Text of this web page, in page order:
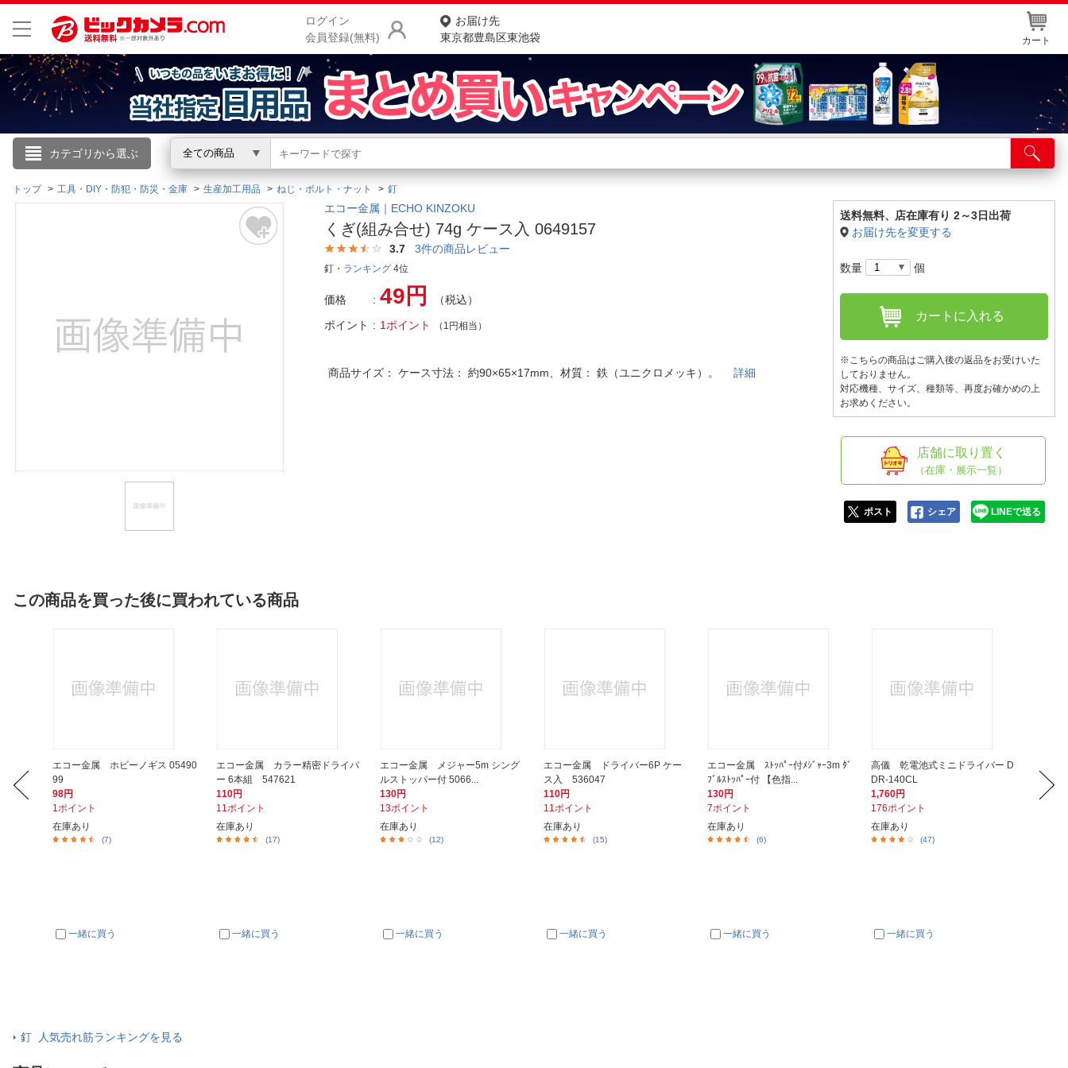
ログイン
会員登録(無料)
お届け先
東京都豊島区東池袋
カート
カテゴリから選ぶ 全ての商品
こんにちは
ログイン
閲覧履歴
商品をさがす
ランキングからさがす
カテゴリ一覧からさがす
お客様サポート
ご利用ガイド
よくある質問・お問合せ
店舗サービス
ネット取り置き
トップ 工具・DIY・防犯・防災・金庫 生産加工用品 ねじ・ボルト・ナット 釘
エコー金属｜ECHO KINZOKU
くぎ(組み合せ) 74g ケース入 0649157
3.7 3件の商品レビュー
釘・ ランキング 4位
価格 49円
（税込）
ポイント
1ポイント （1円相当）
商品サイズ： ケース寸法： 約90×65×17mm、材質： 鉄（ユニクロメッキ）。詳細
送料無料、 店在庫有り 2～3日出荷
お届け先を変更する
数量 個
カートに入れる
※こちらの商品はご購入後の返品をお受けいた
しておりません。
対応機種、サイズ、種類等、再度お確かめの上
お求めください。
店舗に取り置く
（在庫・展示一覧）
ポスト シェア LINEで送る
この商品を買った後に買われている商品
エコー金属 ホビーノギス 05490
99
98円
1ポイント
在庫あり
(7)
一緒に買う
エコー金属 カラー精密ドライバ
ー 6本組 547621
110円
11ポイント
在庫あり
(17)
一緒に買う
エコー金属 メジャー5m シング
ルストッパー付 5066...
130円
13ポイント
在庫あり
(12)
一緒に買う
エコー金属 ドライバー6P ケー
ス入 536047
110円
11ポイント
在庫あり
(15)
一緒に買う
エコー金属 ｽﾄｯﾊﾟｰ付ﾒｼﾞｬｰ3m ﾀﾞ
ﾌﾞﾙｽﾄｯﾊﾟｰ付 【色指...
130円
7ポイント
在庫あり
(6)
一緒に買う
高儀 乾電池式ミニドライバー D
DR-140CL
1,760円
176ポイント
在庫あり
(47)
一緒に買う
mm/
320円
釘 人気売れ筋ランキングを見る